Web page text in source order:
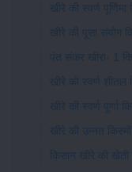
खीरे की स्वर्ण पूर्णिमा
खीरे की पूसा संयोग
पंत संकर खीरा- 1
खीरे की स्वर्ण शीतल
खीरे की स्वर्ण पूर्णा
खीरे की उन्नत
किसान खीरे की